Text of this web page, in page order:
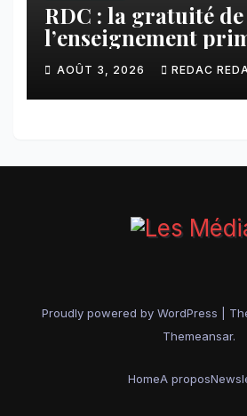
RDC : la gratuité de
l’enseignement
vision phare du
Félix Tshisekedi
par une circulaire
AOÛT 3, 2026 REDAC
Proudly powered by WordPress
Themeansar.
HomeA propos